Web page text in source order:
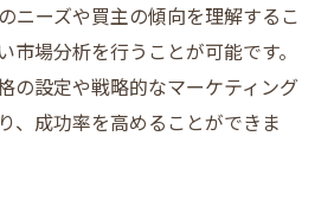
市都島区での不動産売買成功
る共通点と戦略
学ぶ改善ポイント
ニーズや買主の傾向を理解するこ
市場分析を行うことが可能です。
の設定や戦略的なマーケティング
、成功率を高めることができま